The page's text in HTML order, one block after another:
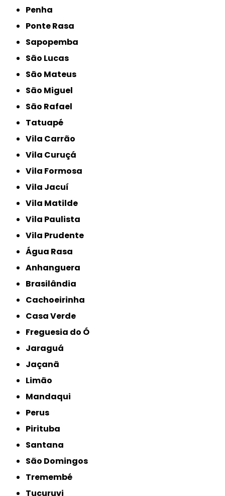
Penha
Ponte Rasa
Sapopemba
São Lucas
São Mateus
São Miguel
São Rafael
Tatuapé
Vila Carrão
Vila Curuçá
Vila Formosa
Vila Jacuí
Vila Matilde
Vila Paulista
Vila Prudente
Água Rasa
Anhanguera
Brasilândia
Cachoeirinha
Casa Verde
Freguesia do Ó
Jaraguá
Jaçanã
Limão
Mandaqui
Perus
Pirituba
Santana
São Domingos
Tremembé
Tucuruvi